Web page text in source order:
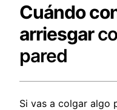
Cuándo
arriesgar
pared
Si vas a colgar algo